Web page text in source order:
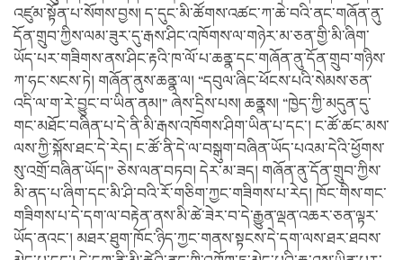
འཛུམ་སྟོན་པ་སོགས་བྱས། ད་དུང་མི་ཚོགས་འཚང་ཀ་ཆེ་བའི་ནང་གཞོན་ནུ་
དོན་གྲུབ་ཀྱིས་ལམ་ཟུར་དུ་རྒས་ཤིང་འཁོགས་ལ་གཉེར་མ་ཅན་གྱི་མི་ཞིག་
ཡོད་པར་གཟིགས་ནས་ཤིང་རྟའི་ཁ་ལོ་པ་ཆནྣ་དང་གཞོན་ནུ་དོན་གྲུབ་གཉིས་
ཀ་ཧང་སངས་ཏེ། གཞོན་ནུས་ཆནྣ་ལ། “དབུལ་ཞིང་ཕོངས་པའི་སེམས་ཅན་
འདི་ལ་ག་རེ་བྱུང་བ་ཡིན་ནམ།” ཞེས་དྲིས་པས། ཆནྣས། “ཁྱེད་ཀྱི་མདུན་དུ་
གང་མཐོང་བཞིན་པ་དེ་ནི་མི་རྒས་འཁོགས་ཤིག་ཡིན་པ་དང་། ང་ཚོ་ཚང་མས་
ལས་ཀྱི་སྐོས་ཐང་དེ་རེད། ང་ཚོ་ནི་དེ་ལ་བསྒུག་བཞིན་ཡོད་པའམ་དེའི་ཕྱོགས་
སུ་འགྲོ་བཞིན་ཡོད།” ཅེས་ལན་བཏབ། དེར་མ་ཟད། གཞོན་ནུ་དོན་གྲུབ་ཀྱིས་
མི་ནད་པ་ཞིག་དང་མི་ཤི་བའི་རོ་གཅིག་ཀྱང་གཟིགས་པ་རེད། ཁོང་གིས་གང་
གཟིགས་པ་དེ་དག་ལ་བརྟེན་ནས་མི་ཚེ་ཟེར་བ་དེ་རྒྱུན་ལྡན་འཆར་ཅན་ལྟར་
ཡོད་ནའང་། མཐར་ཐུག་ཁོང་ཉིད་ཀྱང་གནས་སྟངས་དེ་དག་ལས་ཐར་ཐབས་